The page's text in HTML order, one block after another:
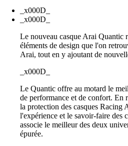
_x000D_
_x000D_
Le nouveau casque Arai Quantic
éléments de design que l'on
Arai, tout en y ajoutant de
_x000D_
Le Quantic offre au motard le
de performance et de confort. En
la protection des casques Racing
l'expérience et le savoir-faire des
associe le meilleur des deux
épurée.